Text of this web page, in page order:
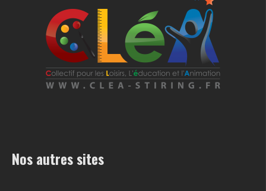
Nos autres sites